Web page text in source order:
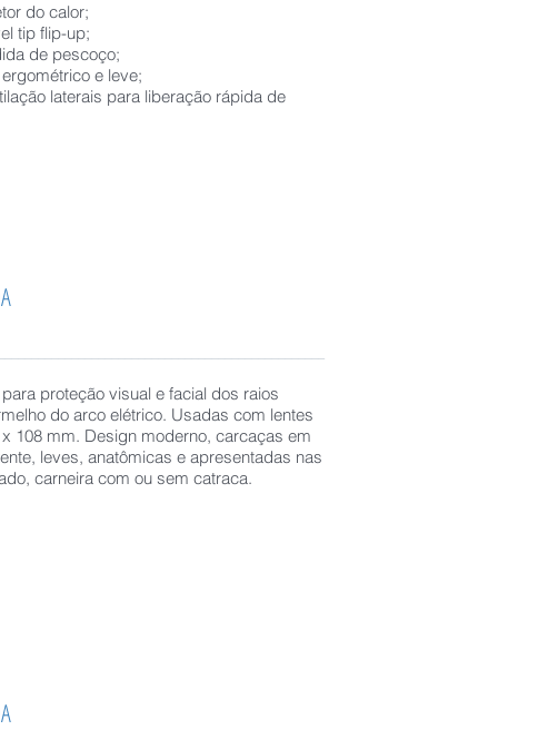
do calor;
tip flip-up;
de pescoço;
e leve;
laterais para liberação rápida de
proteção visual e facial dos raios
do arco elétrico. Usadas com lentes
108 mm. Design moderno, carcaças em
leves, anatômicas e apresentadas nas
carneira com ou sem catraca.